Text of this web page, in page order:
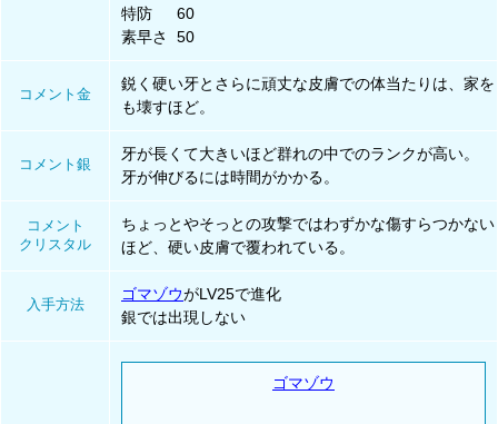
特防
60
素早さ
50
コメント金
鋭く硬い牙とさらに頑丈な皮膚での体当たりは、家を
も壊すほど。
コメント銀
牙が長くて大きいほど群れの中でのランクが高い。
牙が伸びるには時間がかかる。
コメント
クリスタル
ちょっとやそっとの攻撃ではわずかな傷すらつかない
ほど、硬い皮膚で覆われている。
入手方法
ゴマゾウがLV25で進化
銀では出現しない
ゴマゾウ